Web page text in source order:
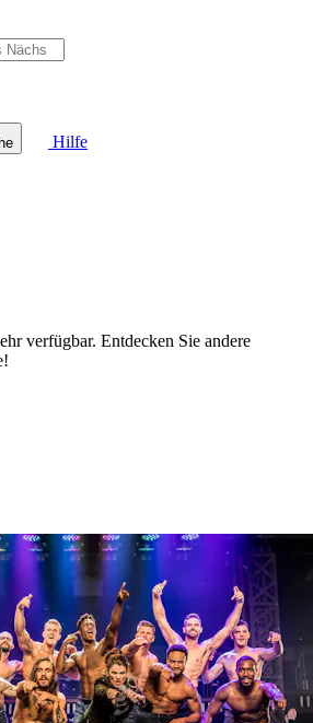
Hilfe
verfügbar. Entdecken Sie andere